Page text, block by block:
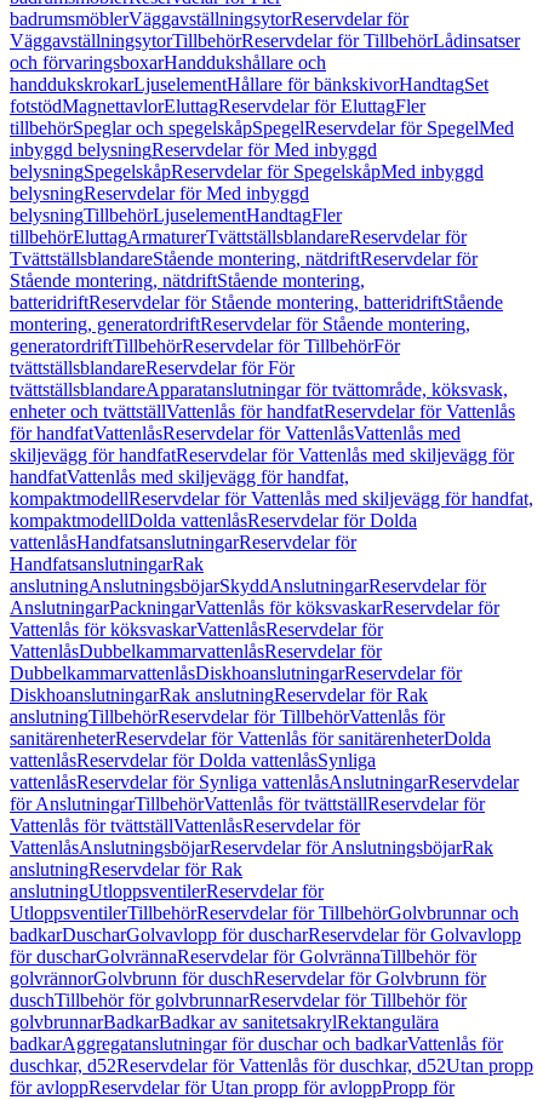
badrumsmöblerVäggavställningsytorReservdelar för
VäggavställningsytorTillbehörReservdelar för TillbehörLådinsatser
och förvaringsboxarHanddukshållare och
handdukskrokarLjuselementHållare för bänkskivorHandtagSet
fotstödMagnettavlorEluttagReservdelar för EluttagFler
tillbehörSpeglar och spegelskåpSpegelReservdelar för SpegelMed
inbyggd belysningReservdelar för Med inbyggd
belysningSpegelskåpReservdelar för SpegelskåpMed inbyggd
belysningReservdelar för Med inbyggd
belysningTillbehörLjuselementHandtagFler
tillbehörEluttagArmaturerTvättställsblandareReservdelar för
TvättställsblandareStående montering, nätdriftReservdelar för
Stående montering, nätdriftStående montering,
batteridriftReservdelar för Stående montering, batteridriftStående
montering, generatordriftReservdelar för Stående montering,
generatordriftTillbehörReservdelar för TillbehörFör
tvättställsblandareReservdelar för För
tvättställsblandareApparatanslutningar för tvättområde, köksvask,
enheter och tvättställVattenlås för handfatReservdelar för Vattenlås
för handfatVattenlåsReservdelar för VattenlåsVattenlås med
skiljevägg för handfatReservdelar för Vattenlås med skiljevägg för
handfatVattenlås med skiljevägg för handfat,
kompaktmodellReservdelar för Vattenlås med skiljevägg för handfat,
kompaktmodellDolda vattenlåsReservdelar för Dolda
vattenlåsHandfatsanslutningarReservdelar för
HandfatsanslutningarRak
anslutningAnslutningsböjarSkyddAnslutningarReservdelar för
AnslutningarPackningarVattenlås för köksvaskarReservdelar för
Vattenlås för köksvaskarVattenlåsReservdelar för
VattenlåsDubbelkammarvattenlåsReservdelar för
DubbelkammarvattenlåsDiskhoanslutningarReservdelar för
DiskhoanslutningarRak anslutningReservdelar för Rak
anslutningTillbehörReservdelar för TillbehörVattenlås för
sanitärenheterReservdelar för Vattenlås för sanitärenheterDolda
vattenlåsReservdelar för Dolda vattenlåsSynliga
vattenlåsReservdelar för Synliga vattenlåsAnslutningarReservdelar
för AnslutningarTillbehörVattenlås för tvättställReservdelar för
Vattenlås för tvättställVattenlåsReservdelar för
VattenlåsAnslutningsböjarReservdelar för AnslutningsböjarRak
anslutningReservdelar för Rak
anslutningUtloppsventilerReservdelar för
UtloppsventilerTillbehörReservdelar för TillbehörGolvbrunnar och
badkarDuscharGolvavlopp för duscharReservdelar för Golvavlopp
för duscharGolvrännaReservdelar för GolvrännaTillbehör för
golvrännorGolvbrunn för duschReservdelar för Golvbrunn för
duschTillbehör för golvbrunnarReservdelar för Tillbehör för
golvbrunnarBadkarBadkar av sanitetsakrylRektangulära
badkarAggregatanslutningar för duschar och badkarVattenlås för
duschkar, d52Reservdelar för Vattenlås för duschkar, d52Utan propp
för avloppReservdelar för Utan propp för avloppPropp för